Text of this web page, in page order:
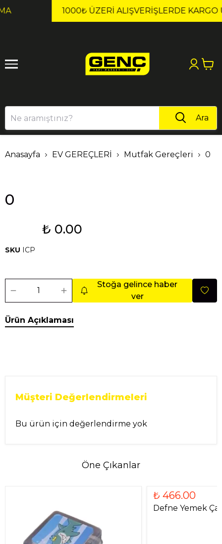
1000₺ ÜZERI ALIŞVERIŞLERDE KARGO ÜCRETSİZ!
1 2
Ara
Anasayfa EV GEREÇLERİ Mutfak Gereçleri 0
0
₺ 0.00
SKU ICP
Stoğa gelince haber
ver
Ürün Açıklaması
Müşteri Değerlendirmeleri
Bu ürün için değerlendirme yok
Öne Çıkanlar
₺ 466.00
Defne Yemek